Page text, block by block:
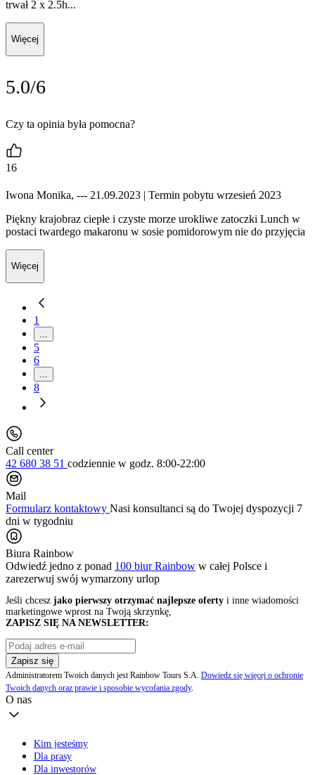
trwał 2 x 2.5h...
Więcej
5.0/6
Czy ta opinia była pomocna?
16
Iwona Monika, --- 21.09.2023 | Termin pobytu wrzesień 2023
Piękny krajobraz ciepłe i czyste morze urokliwe zatoczki Lunch w
postaci twardego makaronu w sosie pomidorowym nie do przyjęcia
Więcej
1
5
6
8
Call center
42 680 38 51 codziennie w godz. 8:00-22:00
Mail
Formularz kontaktowy Nasi konsultanci są do Twojej dyspozycji 7
dni w tygodniu
Biura Rainbow
Odwiedź jedno z ponad 100 biur Rainbow w całej Polsce i
zarezerwuj swój wymarzony urlop
Jeśli chcesz jako pierwszy otrzymać najlepsze oferty i inne wiadomości
marketingowe wprost na Twoją skrzynkę,
ZAPISZ SIĘ NA NEWSLETTER:
Zapisz się
Administratorem Twoich danych jest Rainbow Tours S.A. Dowiedz się więcej o ochronie
Twoich danych oraz prawie i sposobie wycofania zgody.
O nas
Kim jesteśmy
Dla prasy
Dla inwestorów